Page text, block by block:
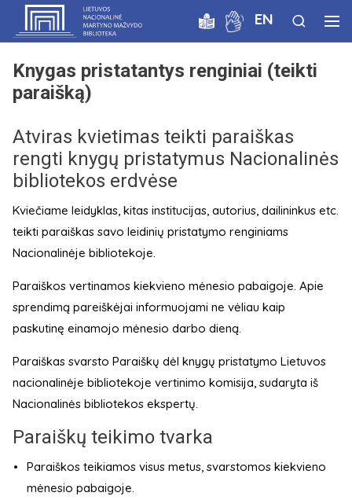
EN
Knygas pristatantys renginiai (teikti
paraišką)
Atviras kvietimas teikti paraiškas
rengti knygų pristatymus Nacionalinės
bibliotekos erdvėse
Kviečiame leidyklas, kitas institucijas, autorius, dailininkus etc.
teikti paraiškas savo leidinių pristatymo renginiams
Nacionalinėje bibliotekoje.
Paraiškos vertinamos kiekvieno mėnesio pabaigoje. Apie
sprendimą pareiškėjai informuojami ne vėliau kaip
paskutinę einamojo mėnesio darbo dieną.
Paraiškas svarsto Paraiškų dėl knygų pristatymo Lietuvos
nacionalinėje bibliotekoje vertinimo komisija, sudaryta iš
Nacionalinės bibliotekos ekspertų.
Paraiškų teikimo tvarka
Paraiškos teikiamos visus metus, svarstomos kiekvieno
mėnesio pabaigoje.